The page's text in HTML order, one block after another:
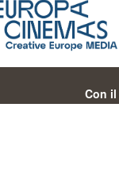
Con